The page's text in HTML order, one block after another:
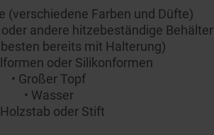
(verschiedene Farben und Düfte)
andere hitzebeständige Behälter
besten bereits mit Halterung)
oder Silikonformen
• Großer Topf
• Wasser
Holzstab oder Stift
all unserer Cookies und der
Daten an unsere
solche Zwecke zu. Wenn
festlegen möchten,
die Schaltfläche "Cookie
Um unsere Cookie-Richtlinie
sie auf "Mehr